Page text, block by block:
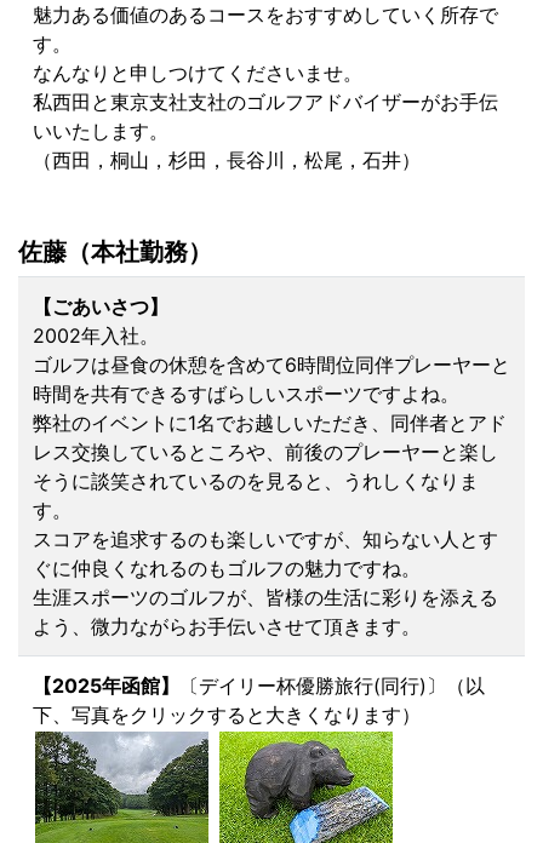
魅力ある価値のあるコースをおすすめしていく所存で
す。
なんなりと申しつけてくださいませ。
私西田と東京支社支社のゴルフアドバイザーがお手伝
いいたします。
（西田，桐山，杉田，長谷川，松尾，石井）
佐藤（本社勤務）
【ごあいさつ】
2002年入社。
ゴルフは昼食の休憩を含めて6時間位同伴プレーヤーと
時間を共有できるすばらしいスポーツですよね。
弊社のイベントに1名でお越しいただき、同伴者とアド
レス交換しているところや、前後のプレーヤーと楽し
そうに談笑されているのを見ると、うれしくなりま
す。
スコアを追求するのも楽しいですが、知らない人とす
ぐに仲良くなれるのもゴルフの魅力ですね。
生涯スポーツのゴルフが、皆様の生活に彩りを添える
よう、微力ながらお手伝いさせて頂きます。
【2025年函館】
〔デイリー杯優勝旅行(同行)〕（以
下、写真をクリックすると大きくなります）